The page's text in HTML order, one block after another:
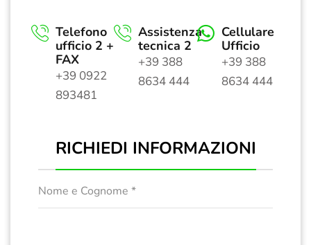
Telefono
ufficio 2 +
FAX
+39 0922
893481
Assistenza
tecnica 2
+39 388
8634 444
Cellulare
Ufficio
+39 388
8634 444
RICHIEDI INFORMAZIONI
Nome e Cognome *